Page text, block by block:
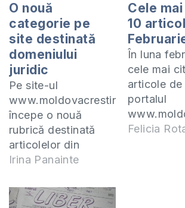
O nouă
categorie pe
site destinată
domeniului
juridic
Pe site-ul
www.moldovacrestina.net
începe o nouă
rubrică destinată
articolelor din
domeniul juridic.
întreținută de Irina
Batin, studentă anul
Irina Panainte
Cele
10
În luna
cele mai
articole de
portalul
au fost
Felicia